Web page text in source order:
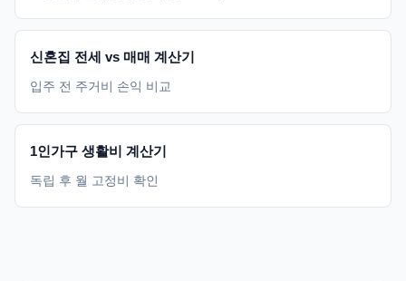
신혼집 전세 vs 매매 계산기
입주 전 주거비 손익 비교
1인가구 생활비 계산기
독립 후 월 고정비 확인